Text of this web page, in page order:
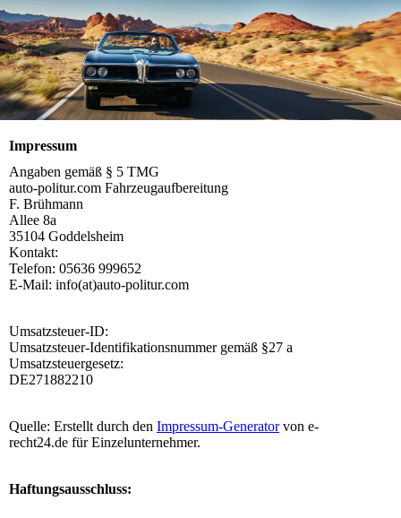
Impressum
Angaben gemäß § 5 TMG
auto-politur.com Fahrzeugaufbereitung
F. Brühmann
Allee 8a
35104 Goddelsheim
Kontakt:
Telefon: 05636 999652
E-Mail: info(at)auto-politur.com
Umsatzsteuer-ID:
Umsatzsteuer-Identifikationsnummer gemäß §27 a
Umsatzsteuergesetz:
DE271882210
Quelle: Erstellt durch den Impressum-Generatorvon e-
recht24.de für Einzelunternehmer.
Haftungsausschluss: